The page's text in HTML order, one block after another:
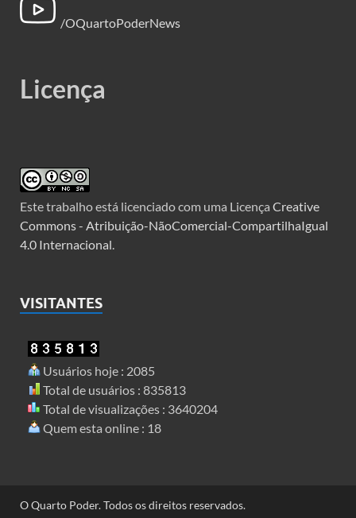
/OQuartoPoderNews
Licença
Este trabalho está licenciado com uma Licença Creative
Commons - Atribuição-NãoComercial-CompartilhaIgual
4.0 Internacional.
VISITANTES
Usuários hoje : 2085
Total de usuários : 835813
Total de visualizações : 3640204
Quem esta online : 18
O Quarto Poder. Todos os direitos reservados.